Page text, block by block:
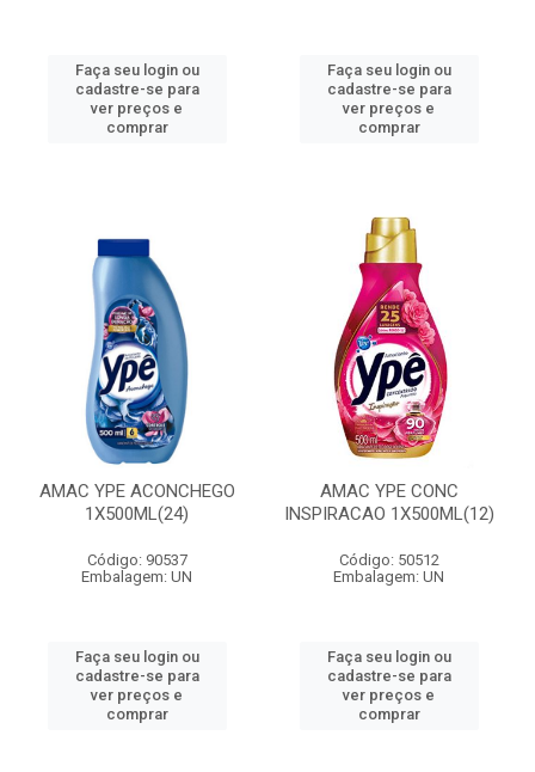
Faça seu login ou
cadastre-se para
ver preços e
comprar
Faça seu login ou
cadastre-se para
ver preços e
comprar
AMAC YPE ACONCHEGO
1X500ML(24)
Código: 90537
Embalagem: UN
Faça seu login ou
cadastre-se para
ver preços e
comprar
AMAC YPE CONC
INSPIRACAO 1X500ML(12)
Código: 50512
Embalagem: UN
Faça seu login ou
cadastre-se para
ver preços e
comprar